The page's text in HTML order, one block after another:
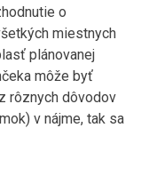
o
miestnych
plánovanej
môže byť
rôznych dôvodov
v nájme, tak sa